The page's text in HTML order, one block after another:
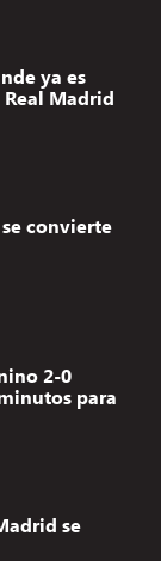
ya es
Madrid
convierte
2-0
para
se